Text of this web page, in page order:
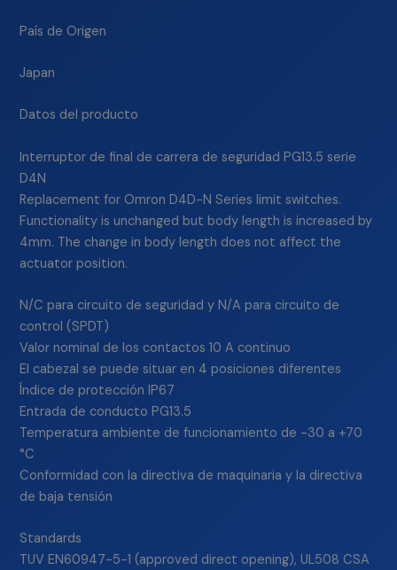
País de Origen
Japan
Datos del producto
Interruptor de final de carrera de seguridad PG13.5 serie
D4N
Replacement for Omron D4D-N Series limit switches.
Functionality is unchanged but body length is increased by
4mm. The change in body length does not affect the
actuator position.
N/C para circuito de seguridad y N/A para circuito de
control (SPDT)
Valor nominal de los contactos 10 A continuo
El cabezal se puede situar en 4 posiciones diferentes
Índice de protección IP67
Entrada de conducto PG13.5
Temperatura ambiente de funcionamiento de -30 a +70
°C
Conformidad con la directiva de maquinaria y la directiva
de baja tensión
Standards
TUV EN60947-5-1 (approved direct opening), UL508 CSA